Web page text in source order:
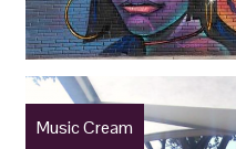
Music Cream